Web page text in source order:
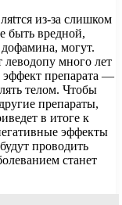
из-за слишком
быть вредной,
дофамина, могут.
много лет
препарата —
телом. Чтобы
препараты,
в итоге к
эффекты
проводить
станет